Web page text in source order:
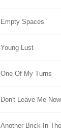
Empty Spaces
Young Lust
One Of My Turns
Don't Leave Me Now
Another Brick In